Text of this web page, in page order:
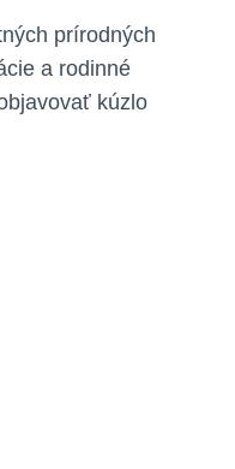
prírodných
a rodinné
kúzlo